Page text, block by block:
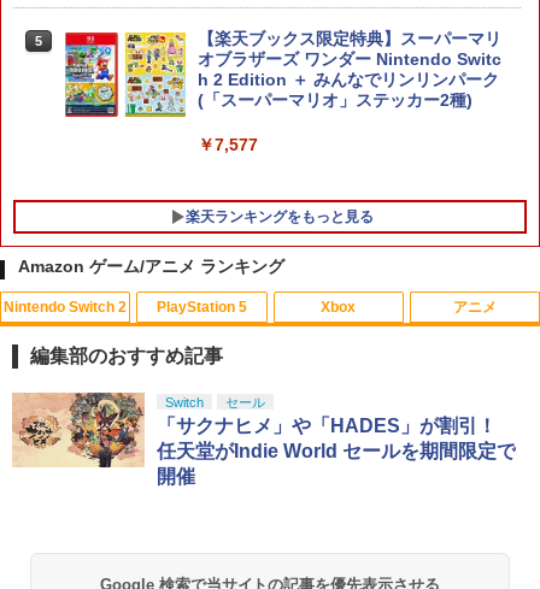
5
【楽天ブックス限定特典】スーパーマリ
オブラザーズ ワンダー Nintendo Switc
h 2 Edition ＋ みんなでリンリンパーク
(「スーパーマリオ」ステッカー2種)
￥7,577
楽天ランキングをもっと見る
1
PRO FREAK V2 Cheeky (通常版) モデ
ル プロフリーク PS5 PS4 NS proチーキ
ー 凹型 FPS 無段階高さ調節 profreek バ
ロコン対応【定形外郵便のみ送料無料】
Playstation 5特許取得済み日本製しまリ
ス堂
送料無料Battlefield™ 6（バトルフィー
1
アニプレックス ブルーレイディスク
劇場版「鬼滅の刃」無限列車編 通常版
A】
Amazon ゲーム/アニメ ランキング
Nintendo Switch 2
1
スプラトゥーン レイダース|オンライン
コード版
スプラトゥーン レイダース -Switch2
PlayStation 5
1
PlayStation 5 デジタル・エディション
日本語専用 Console Language: Japan
ese only (CFI-2200B01)
Beast of Reincarnation -PS5 【特典】
Xbox
1
【純正品】Xbox ワイヤレス コントロー
ラー + USB-C® ケーブル
2
【純正品】Xbox ワイヤレス コントロー
ラー (ロボット ホワイト)
アニメ
1
劇場版「鬼滅の刃」無限城編 第一章 猗
窩座再来 通常版 [Blu-ray]
劇場版「鬼滅の刃」無限城編 第一章 猗
編集部のおすすめ記事
Switch セール
「サクナヒメ」や「HADES」が割引！
任天堂がIndie World セールを期間限定で
開催
Google 検索で当サイトの記事を優先表示させる